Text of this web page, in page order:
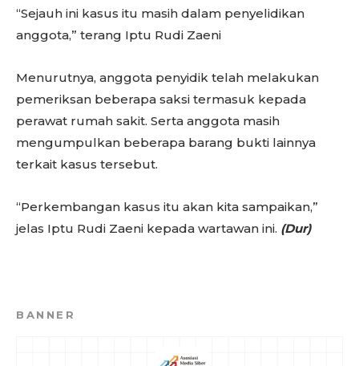
“Sejauh ini kasus itu masih dalam penyelidikan
anggota,” terang Iptu Rudi Zaeni
Menurutnya, anggota penyidik telah melakukan
pemeriksan beberapa saksi termasuk kepada
perawat rumah sakit. Serta anggota masih
mengumpulkan beberapa barang bukti lainnya
terkait kasus tersebut.
“Perkembangan kasus itu akan kita sampaikan,”
jelas Iptu Rudi Zaeni kepada wartawan ini. (Dur)
BANNER